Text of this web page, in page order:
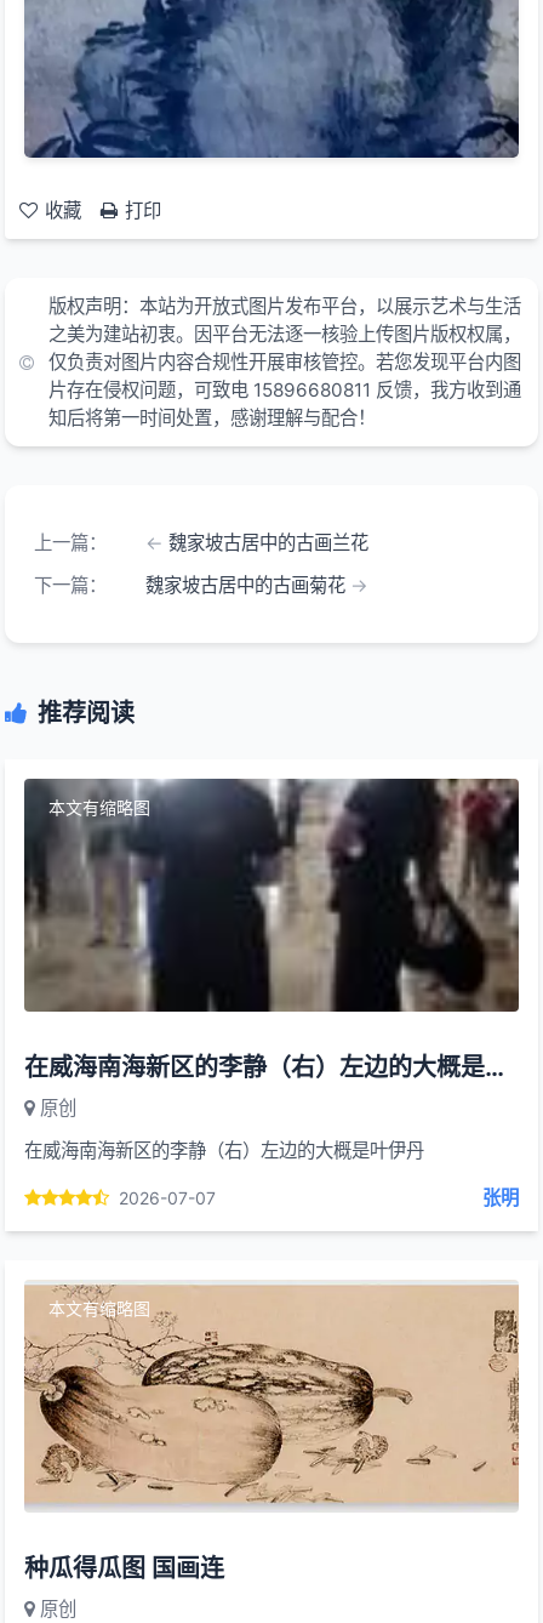
收藏 打印
版权声明：本站为开放式图片发布平台，以展示艺术与生活
之美为建站初衷。因平台无法逐一核验上传图片版权权属，
仅负责对图片内容合规性开展审核管控。若您发现平台内图
片存在侵权问题，可致电 15896680811 反馈，我方收到通
知后将第一时间处置，感谢理解与配合！
上一篇：
魏家坡古居中的古画兰花
下一篇：
魏家坡古居中的古画菊花
推荐阅读
本文有缩略图
在威海南海新区的李静（右）左边的大概是叶伊丹
原创
在威海南海新区的李静（右）左边的大概是叶伊丹
2026-07-07 张明
本文有缩略图
种瓜得瓜图 国画连
原创